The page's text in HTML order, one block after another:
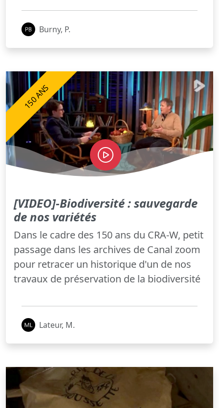
Burny, P.
150 ANS
[VIDEO]-Biodiversité : sauvegarde
de nos variétés
Dans le cadre des 150 ans du CRA-W, petit
passage dans les archives de Canal zoom
pour retracer un historique d'un de nos
travaux de préservation de la biodiversité
Lateur, M.